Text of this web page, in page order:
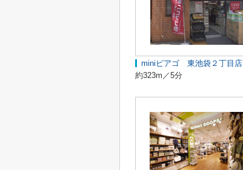
miniピアゴ 東池袋２丁目店
約323m／5分